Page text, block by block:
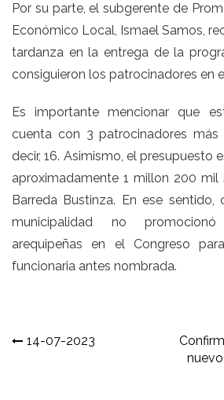
Por su parte, el subgerente de
Económico Local, Ismael Samos,
tardanza en la entrega de la
consiguieron los patrocinadores en
Es importante mencionar que
cuenta con 3 patrocinadores
decir, 16. Asimismo, el presupuesto
aproximadamente 1 millon 200 mil
Barreda Bustinza. En ese sentido,
municipalidad no
arequipeñas en el Congreso
funcionaria antes nombrada.
Navegación
14-07-2023